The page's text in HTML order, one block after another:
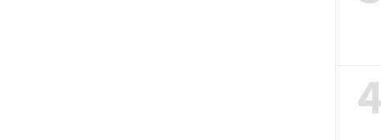
4